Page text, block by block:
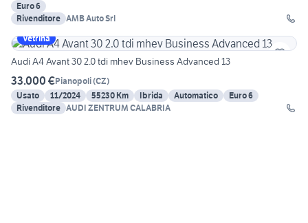
Euro 6
Rivenditore AMB Auto Srl
Vetrina
Audi A4 Avant 30 2.0 tdi mhev Business Advanced 13
33.000 €Pianopoli(CZ)
Usato
11/2024 55230 Km Ibrida Automatico
Euro 6
Rivenditore AUDI ZENTRUM CALABRIA